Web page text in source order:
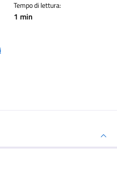
Tempo di lettura:
1 min